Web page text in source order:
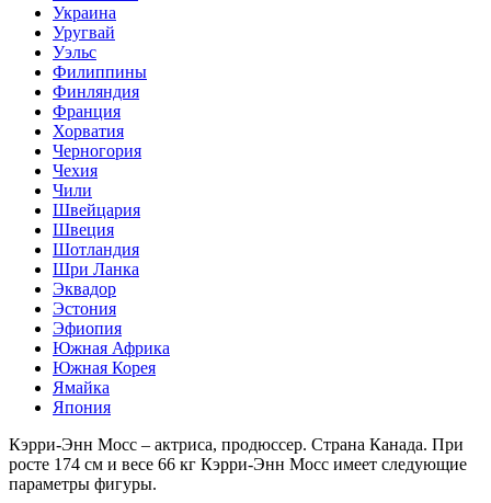
Украина
Уругвай
Уэльс
Филиппины
Финляндия
Франция
Хорватия
Черногория
Чехия
Чили
Швейцария
Швеция
Шотландия
Шри Ланка
Эквадор
Эстония
Эфиопия
Южная Африка
Южная Корея
Ямайка
Япония
Кэрри-Энн Мосс – актриса, продюссер. Страна Канада. При
росте 174 см и весе 66 кг Кэрри-Энн Мосс имеет следующие
параметры фигуры.